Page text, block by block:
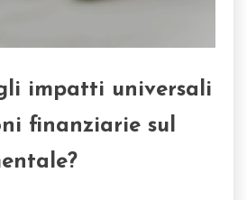
impatti universali
finanziarie sul